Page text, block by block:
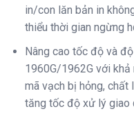
in/con lăn bản in
thiểu thời gian ngừng
Nâng cao tốc độ và
1960G/1962G với khả
mã vạch bị hỏng, chất
tăng tốc độ xử lý giao